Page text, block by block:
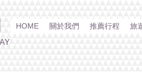
HOME 關於我們 推薦行程 旅